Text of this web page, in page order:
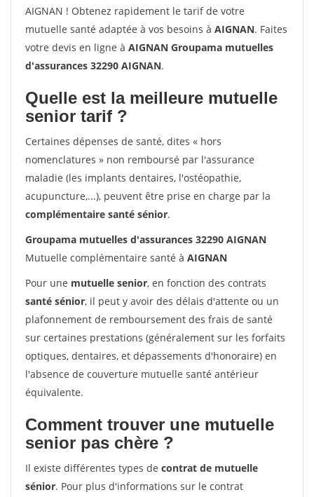
AIGNAN ! Obtenez rapidement le tarif de votre
mutuelle santé adaptée à vos besoins à AIGNAN. Faites
votre devis en ligne à AIGNAN Groupama mutuelles
d'assurances 32290 AIGNAN.
Quelle est la meilleure mutuelle
senior tarif ?
Certaines dépenses de santé, dites « hors
nomenclatures » non remboursé par l'assurance
maladie (les implants dentaires, l'ostéopathie,
acupuncture,...), peuvent être prise en charge par la
complémentaire santé sénior.
Groupama mutuelles d'assurances 32290 AIGNAN
Mutuelle complémentaire santé à AIGNAN
Pour une mutuelle senior, en fonction des contrats
santé sénior, il peut y avoir des délais d'attente ou un
plafonnement de remboursement des frais de santé
sur certaines prestations (généralement sur les forfaits
optiques, dentaires, et dépassements d'honoraire) en
l'absence de couverture mutuelle santé antérieur
équivalente.
Comment trouver une mutuelle
senior pas chère ?
Il existe différentes types de contrat de mutuelle
sénior. Pour plus d'informations sur le contrat